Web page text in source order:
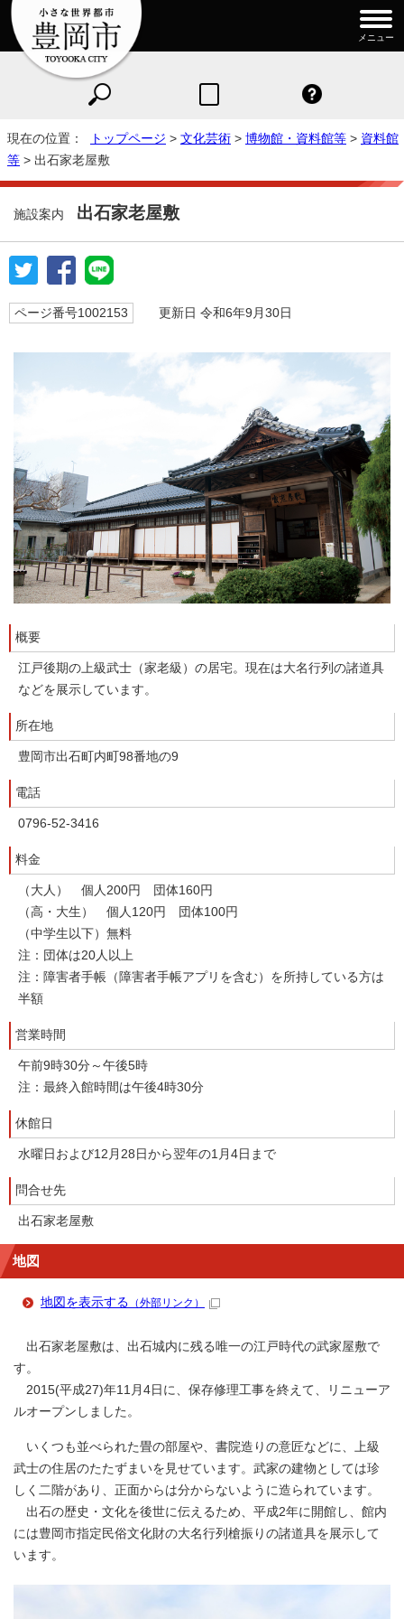
メニュー
現在の位置： トップページ > 文化芸術 > 博物館・資料館等 > 資料館
等 > 出石家老屋敷
施設案内 出石家老屋敷
ページ番号1002153 更新日 令和6年9月30日
概要
江戸後期の上級武士（家老級）の居宅。現在は大名行列の諸道具
などを展示しています。
所在地
豊岡市出石町内町98番地の9
電話
0796-52-3416
料金
（大人） 個人200円 団体160円
（高・大生） 個人120円 団体100円
（中学生以下）無料
注：団体は20人以上
注：障害者手帳（障害者手帳アプリを含む）を所持している方は
半額
営業時間
午前9時30分～午後5時
注：最終入館時間は午後4時30分
休館日
水曜日および12月28日から翌年の1月4日まで
問合せ先
出石家老屋敷
地図
地図を表示する （外部リンク）
出石家老屋敷は、出石城内に残る唯一の江戸時代の武家屋敷で
す。
2015(平成27)年11月4日に、保存修理工事を終えて、リニューア
ルオープンしました。
いくつも並べられた畳の部屋や、書院造りの意匠などに、上級
武士の住居のたたずまいを見せています。武家の建物としては珍
しく二階があり、正面からは分からないように造られています。
出石の歴史・文化を後世に伝えるため、平成2年に開館し、館内
には豊岡市指定民俗文化財の大名行列槍振りの諸道具を展示して
います。